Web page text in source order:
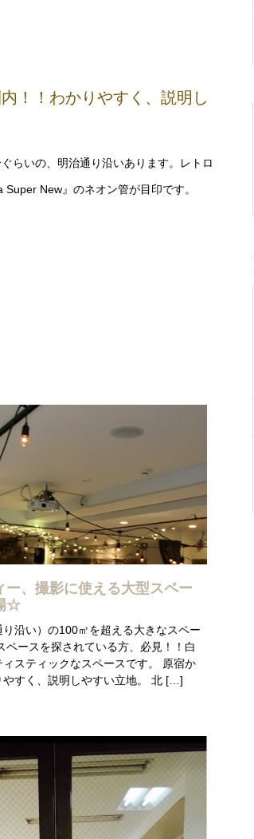
！！わかりやすく、説明し
ー、撮影に使える大型スペー
☆
沿い）の100㎡を超える大きなスペー
ースを探されている方、必見！！白
やすく、説明しやすい立地。 北 […]